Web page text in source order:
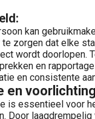
kan
zorgen dat elke
wordt doorlopen.
en
en consistente
en voorlichting
is essentieel voor
Door